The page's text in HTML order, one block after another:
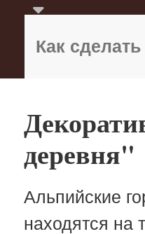
Как сделать
деревня"
Альпийские
находятся на